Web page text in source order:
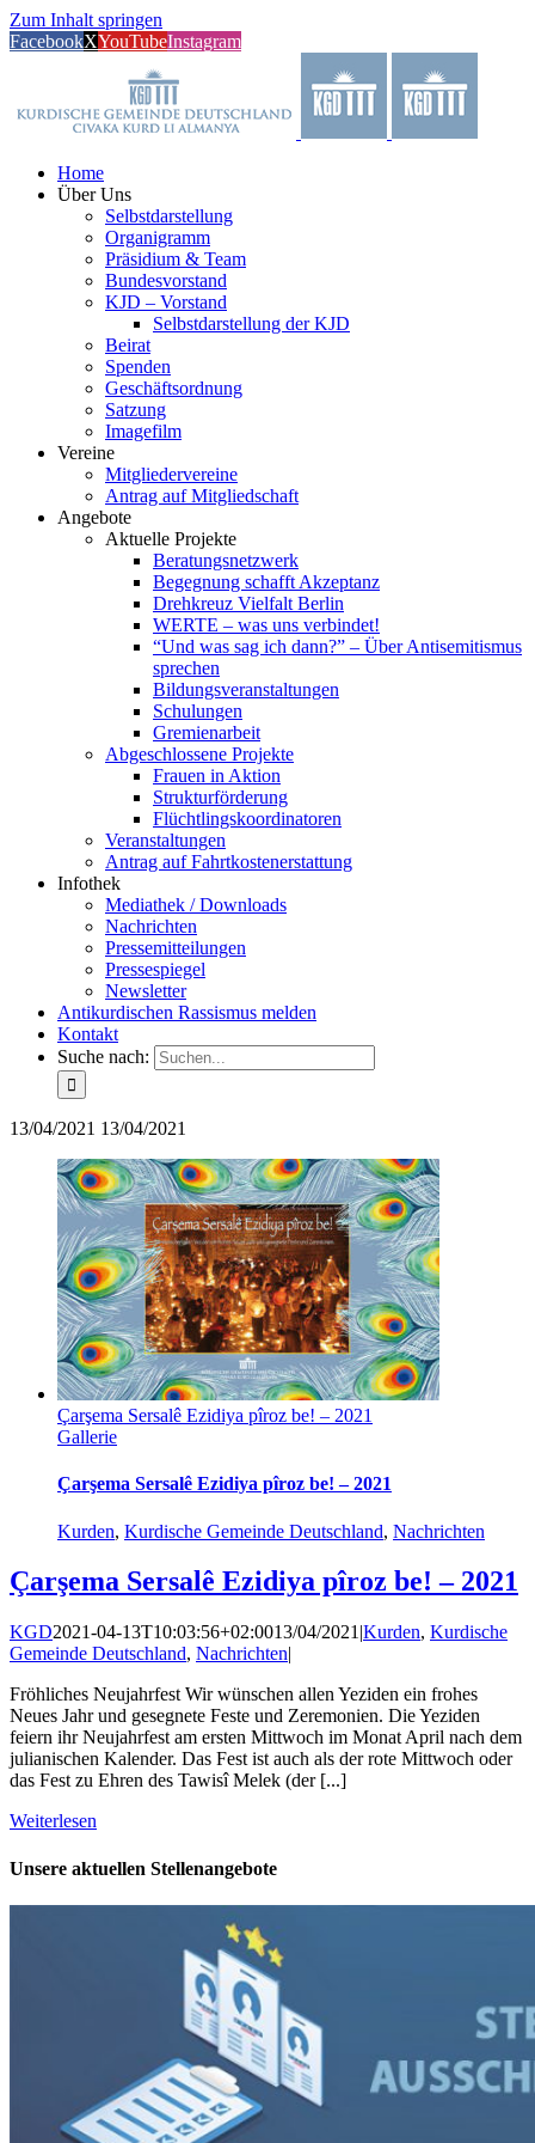
Zum Inhalt springen
FacebookXYouTubeInstagram
Home
Über Uns
Selbstdarstellung
Organigramm
Präsidium & Team
Bundesvorstand
KJD – Vorstand
Selbstdarstellung der KJD
Beirat
Spenden
Geschäftsordnung
Satzung
Imagefilm
Vereine
Mitgliedervereine
Antrag auf Mitgliedschaft
Angebote
Aktuelle Projekte
Beratungsnetzwerk
Begegnung schafft Akzeptanz
Drehkreuz Vielfalt Berlin
WERTE – was uns verbindet!
“Und was sag ich dann?” – Über Antisemitismus
sprechen
Bildungsveranstaltungen
Schulungen
Gremienarbeit
Abgeschlossene Projekte
Frauen in Aktion
Strukturförderung
Flüchtlingskoordinatoren
Veranstaltungen
Antrag auf Fahrtkostenerstattung
Infothek
Mediathek / Downloads
Nachrichten
Pressemitteilungen
Pressespiegel
Newsletter
Antikurdischen Rassismus melden
Kontakt
Suche nach:
13/04/2021 13/04/2021
Çarşema Sersalê Ezidiya pîroz be! – 2021
Gallerie
Çarşema Sersalê Ezidiya pîroz be! – 2021
Kurden, Kurdische Gemeinde Deutschland, Nachrichten
Çarşema Sersalê Ezidiya pîroz be! – 2021
KGD2021-04-13T10:03:56+02:0013/04/2021 |Kurden, Kurdische
Gemeinde Deutschland, Nachrichten|
Fröhliches Neujahrfest Wir wünschen allen Yeziden ein frohes
Neues Jahr und gesegnete Feste und Zeremonien. Die Yeziden
feiern ihr Neujahrfest am ersten Mittwoch im Monat April nach dem
julianischen Kalender. Das Fest ist auch als der rote Mittwoch oder
das Fest zu Ehren des Tawisî Melek (der [...]
Weiterlesen
Unsere aktuellen Stellenangebote